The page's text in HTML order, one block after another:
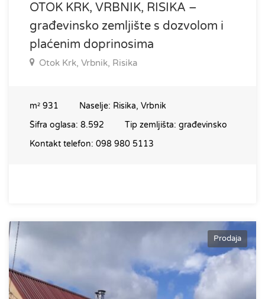
OTOK KRK, VRBNIK, RISIKA –
građevinsko zemljište s dozvolom i
plaćenim doprinosima
Otok Krk, Vrbnik, Risika
m² 931 Naselje: Risika, Vrbnik
Šifra oglasa: 8.592 Tip zemljišta: građevinsko
Kontakt telefon: 098 980 5113
Prodaja